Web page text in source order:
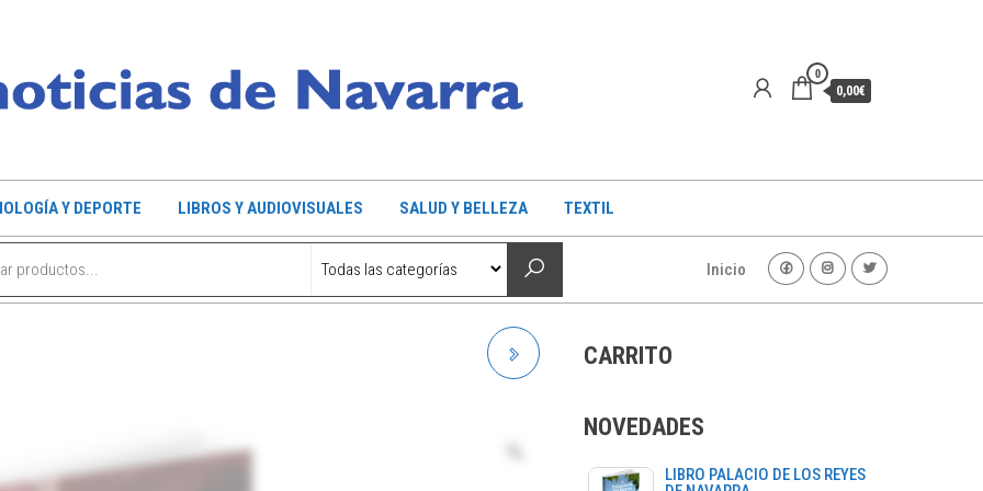
0
0,00€
Y DEPORTE LIBROS Y AUDIOVISUALES SALUD Y BELLEZA TEXTIL
Inicio
CARRITO
NOVEDADES
LIBRO PALACIO DE LOS REYES